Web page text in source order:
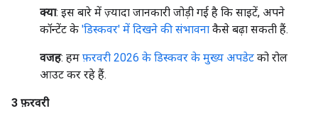
क्या: इस बारे में ज़्यादा जानकारी जोड़ी गई है कि साइटें, अपने
कॉन्टेंट के 'डिस्कवर' में दिखने की संभावना कैसे बढ़ा सकती हैं.
वजह: हम फ़रवरी 2026 के डिस्कवर के मुख्य अपडेट को रोल
आउट कर रहे हैं.
3 फ़रवरी